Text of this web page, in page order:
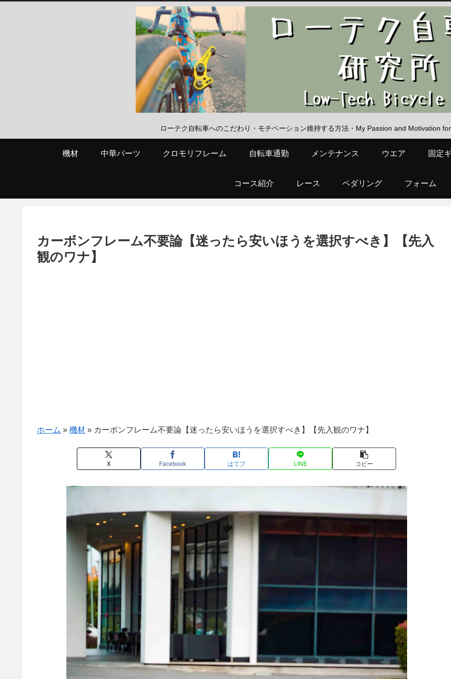
ローテク自転車へのこだわり・モチベーション維持する方法・My Passion and Motivation
機材 中華パーツ クロモリフレーム 自転車通勤 メンテナンス ウエア 固定
コース紹介 レース ペダリング フォーム
カーボンフレーム不要論【迷ったら安いほうを選択すべき】【先入
観のワナ】
ホーム » 機材 » カーボンフレーム不要論【迷ったら安いほうを選択すべき】【先入観のワナ】
X Facebook はてブ LINE コピー